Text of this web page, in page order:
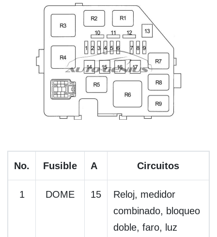
No. Fusible A Circuitos
1 DOME 15
Reloj, medidor
combinado, bloqueo
doble, faro, luz